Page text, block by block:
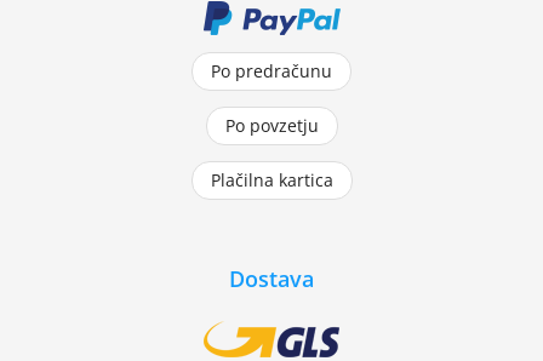
Po predračunu
Po povzetju
Plačilna kartica
Dostava